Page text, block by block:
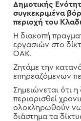
Δημοτικής
συγκεκριμένα
περιοχή του
Η διακοπή
εργασιών στο
ΟΑΚ.
Ζητάμε την
επηρεαζόμενων
Σημειώνεται ότι
περιορισθεί
ολοκληρωθούν
διάστημα τα